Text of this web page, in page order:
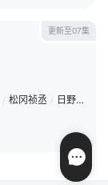
更新至07集
/ 松冈祯丞 / 日野聪